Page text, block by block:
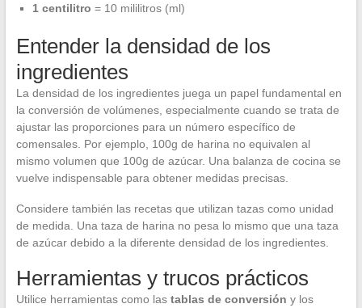
1 centilitro = 10 mililitros (ml)
Entender la densidad de los
ingredientes
La densidad de los ingredientes juega un papel fundamental en
la conversión de volúmenes, especialmente cuando se trata de
ajustar las proporciones para un número específico de
comensales. Por ejemplo, 100g de harina no equivalen al
mismo volumen que 100g de azúcar. Una balanza de cocina se
vuelve indispensable para obtener medidas precisas.
Considere también las recetas que utilizan tazas como unidad
de medida. Una taza de harina no pesa lo mismo que una taza
de azúcar debido a la diferente densidad de los ingredientes.
Herramientas y trucos prácticos
Utilice herramientas como las tablas de conversión y los